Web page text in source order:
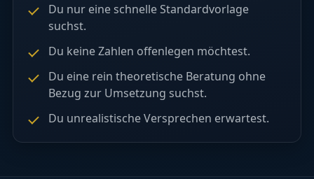
Du nur eine schnelle Standardvorlage
suchst.
Du keine Zahlen offenlegen möchtest.
Du eine rein theoretische Beratung ohne
Bezug zur Umsetzung suchst.
Du unrealistische Versprechen erwartest.